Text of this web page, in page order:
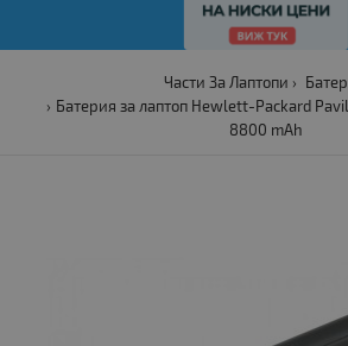
Части За Лаптопи
Батерия за лаптоп Hewlett-Packard
8800 mAh